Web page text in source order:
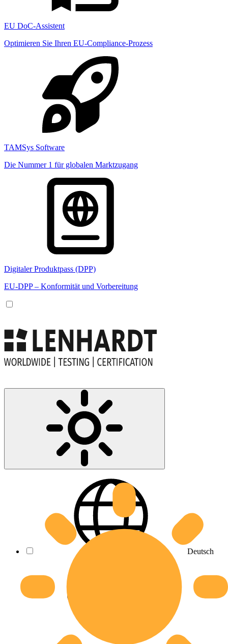
EU DoC-Assistent
Optimieren Sie Ihren EU-Compliance-Prozess
TAMSys Software
Die Nummer 1 für globalen Marktzugang
Digitaler Produktpass (DPP)
EU-DPP – Konformität und Vorbereitung
Deutsch